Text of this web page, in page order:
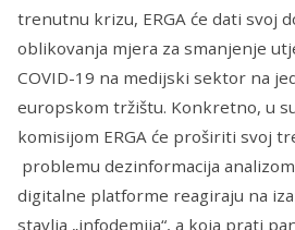
trenutnu krizu, ERGA će dati svoj
oblikovanja mjera za smanjenje
COVID-19 na medijski sektor na
europskom tržištu. Konkretno, u
komisijom ERGA će proširiti svoj
problemu dezinformacija
digitalne platforme reagiraju na
stavlja „infodemija“, a koja prati